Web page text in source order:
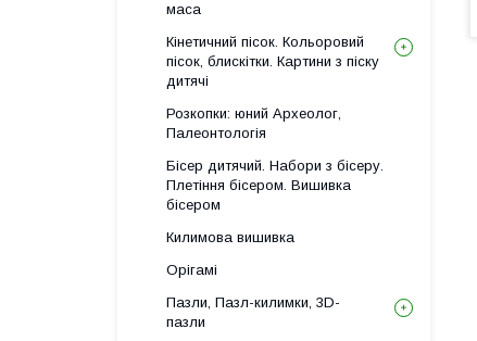
маса
Кінетичний пісок. Кольоровий
пісок, блискітки. Картини з піску
дитячі
Розкопки: юний Археолог,
Палеонтологія
Бісер дитячий. Набори з бісеру.
Плетіння бісером. Вишивка
бісером
Килимова вишивка
Орігамі
Пазли, Пазл-килимки, 3D-
пазли